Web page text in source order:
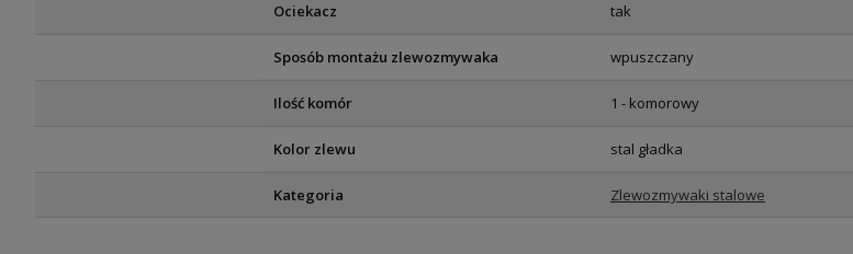
Ociekacz tak
Sposób montażu zlewozmywaka wpuszczany
Ilość komór 1 - komorowy
Kolor zlewu stal gładka
Kategoria Zlewozmywaki stalowe